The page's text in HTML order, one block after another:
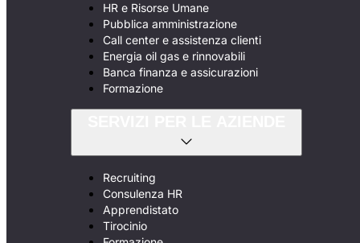
HR e Risorse Umane
Pubblica amministrazione
Call center e assistenza clienti
Energia oil gas e rinnovabili
Banca finanza e assicurazioni
Formazione
Recruiting
Consulenza HR
Apprendistato
Tirocinio